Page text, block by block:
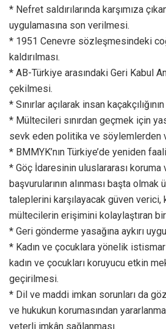
* Nefret saldırılarında karşımıza
uygulamasına son verilmesi.
* 1951 Cenevre sözleşmesindeki
kaldırılması.
* AB-Türkiye arasındaki Geri Kabul
çekilmesi.
* Sınırlar açılarak insan
* Mültecileri sınırdan geçmek için
sevk eden politika ve söylemlerden
* BMMYK’nın Türkiye’de yeniden
* Göç İdaresinin uluslararası koruma
başvurularının alınması başta
taleplerini karşılayacak güven
mültecilerin erişimini kolaylaştıran
* Geri gönderme yasağına aykırı
* Kadın ve çocuklara yönelik
kadın ve çocukları koruyucu etkin
geçirilmesi.
* Dil ve maddi imkan sorunları da
ve hukukun korumasından
yeterli imkân sağlanması.